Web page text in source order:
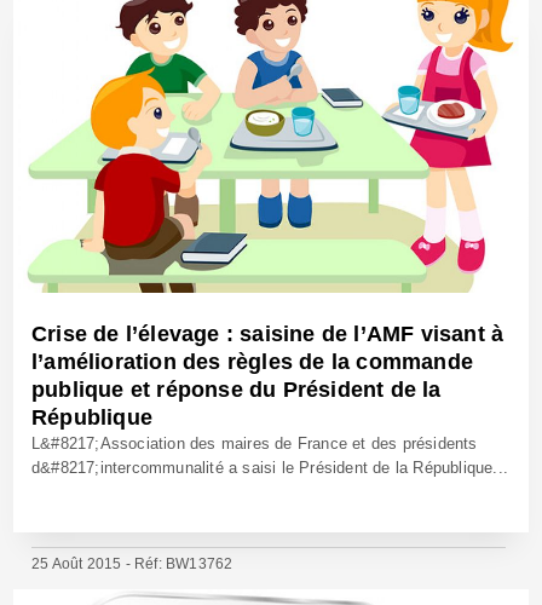
Crise de l’élevage : saisine de l’AMF visant à
l’amélioration des règles de la commande
publique et réponse du Président de la
République
L&#8217;Association des maires de France et des présidents
d&#8217;intercommunalité a saisi le Président de la République...
25 Août 2015 - Réf: BW13762